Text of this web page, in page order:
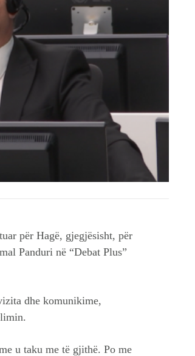
për Hagë, gjegjësisht, për
Panduri në “Debat Plus”
dhe komunikime,
u taku me të gjithë. Po me